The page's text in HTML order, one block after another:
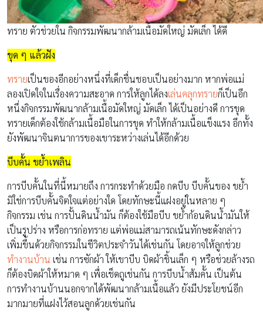
ทราย ตัวช่วยใน กิจกรรมพัฒนากล้ามเนื้อมัดใหญ่ มัดเล็ก ได้ดี
ขุด ๆ แล้วฝัง
ทรายเป็นของอีกอย่างหนึ่งที่เด็กชื่นชอบเป็นอย่างมาก หากพ่อแม่
ลองเปิดใจในเรื่องความสะอาด การให้ลูกได้ลงเล่นคลุกทรายก็เป็นอีก
หนึ่งกิจกรรมพัฒนากล้ามเนื้อมัดใหญ่ มัดเล็ก ได้เป็นอย่างดี การขุด
ทรายเด็กต้องใช้กล้ามเนื้อมือในการขุด ทำให้กล้ามเนื้อแข็งแรง อีกทั้ง
ยังพัฒนาจินตนาการของเขาระหว่างเล่นได้อีกด้วย
บีบคั้น ขย้ำเพลิน
การบีบคั้นในที่นี้หมายถึง การกระทำด้วยมือ กดบีบ บีบคั้นของ ขย้ำ
มิใช่การบีบคั้นจิตใจแต่อย่างใด โดยทักษะนี้แฝงอยู่ในหลาย ๆ
กิจกรรม เช่น การปั้นดินน้ำมัน ก็ต้องใช้มือบีบ ขย้ำก้อนดินน้ำมันให้
เป็นรูปร่าง หรือการก่อทราย แต่พ่อแม่สามารถเน้นทักษะดังกล่าว
เพิ่มขึ้นด้วยกิจกรรมในชีวิตประจำวันได้เช่นกัน โดยอาจให้ลูกช่วย
ทำงานบ้าน เช่น การซักผ้า ให้เขาบีบ บิดผ้าชิ้นเล็ก ๆ หรือช่วยล้างรถ
ก็ต้องบิดผ้าให้หมาด ๆ เพื่อเช็ดถูเช่นกัน การบีบน้ำส้มคั้น เป็นต้น
การทำงานบ้านนอกจากได้พัฒนากล้ามเนื้อแล้ว ยังมีประโยชน์อีก
มากมายที่แฝงไว้สอนลูกด้วยเช่นกัน